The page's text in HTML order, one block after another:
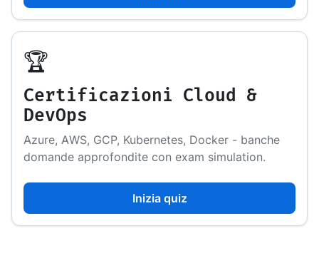
🏆
Certificazioni Cloud &
DevOps
Azure, AWS, GCP, Kubernetes, Docker - banche
domande approfondite con exam simulation.
Inizia quiz